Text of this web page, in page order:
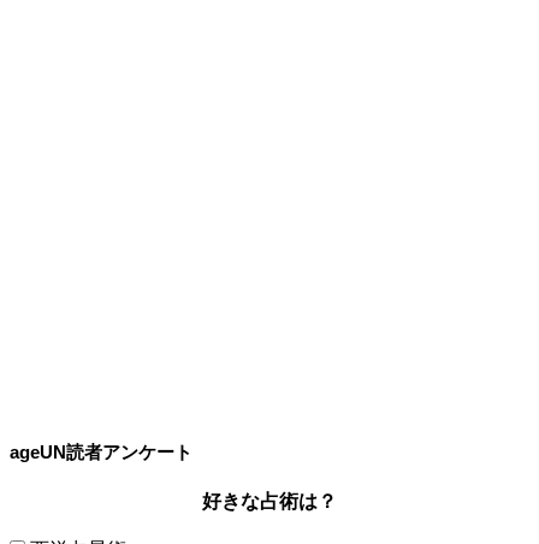
ageUN読者アンケート
好きな占術は？